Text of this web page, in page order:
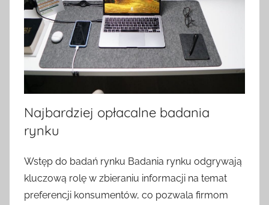
Najbardziej opłacalne badania
rynku
p
u
b
Wstęp do badań rynku Badania rynku odgrywają
kluczową rolę w zbieraniu informacji na temat
preferencji konsumentów, co pozwala firmom